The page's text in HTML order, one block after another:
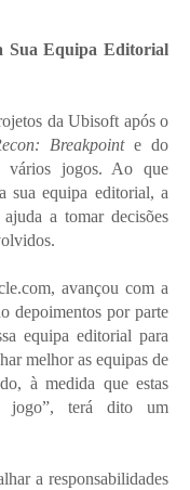
Sua Equipa Editorial
da Ubisoft após o
Breakpointe do
vários jogos. Ao que
sua equipa editorial, a
a tomar decisões
avançou com a
depoimentos por parte
equipa editorial para
melhor as equipas de
à medida que estas
jogo”, terá dito um
a responsabilidades